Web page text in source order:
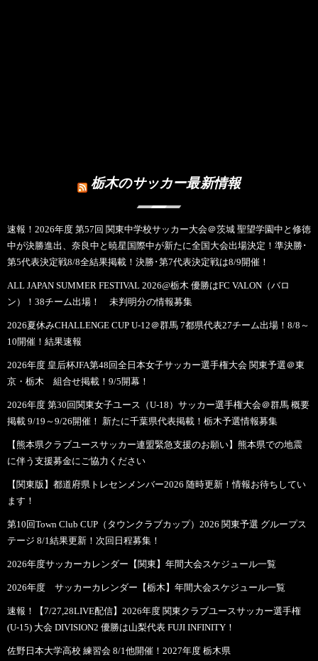
栃木のサッカー最新情報
速報！2026年度 第57回 関東中学校サッカー大会＠茨城 聖望学園中と修徳
中が決勝進出、奈良中と暁星国際中が新たに全国大会出場決定！準決勝･
第5代表決定戦8/8全結果掲載！決勝･第7代表決定戦は8/9開催！
ALL JAPAN SUMMER FESTIVAL 2026@栃木 優勝はFC VALON（バロ
ン）！38チーム出場！ 未判明分の情報募集
2026夏休みCHALLENGE CUP U-12＠群馬 7都県代表27チーム出場！8/8～
10開催！結果速報
2026年度 皇后杯JFA第48回全日本女子サッカー選手権大会 関東予選＠東
京・栃木 組合せ掲載！9/5開幕！
2026年度 第30回関東女子ユース（U-18）サッカー選手権大会＠群馬 概要
掲載 9/19～9/26開催！ 新たに千葉県代表掲載！栃木予選情報募集
【熊本県クラブユースサッカー連盟緊急支援のお願い】熊本県での地震
に伴う支援募金にご協力ください
【関東版】都道府県トレセンメンバー2026 随時更新！情報お待ちしてい
ます！
第10回Town Club CUP（タウンクラブカップ）2026 関東予選 グループス
テージ 8/1結果更新！次回日程募集！
2026年度サッカーカレンダー【関東】年間大会スケジュール一覧
2026年度 サッカーカレンダー【栃木】年間大会スケジュール一覧
速報！【7/27,28LIVE配信】2026年度 関東クラブユースサッカー選手権
(U-15) 大会 DIVISION2 優勝は山梨代表 FUJI INFINITY！
佐野日本大学高校 練習会 8/1他開催！2027年度 栃木県